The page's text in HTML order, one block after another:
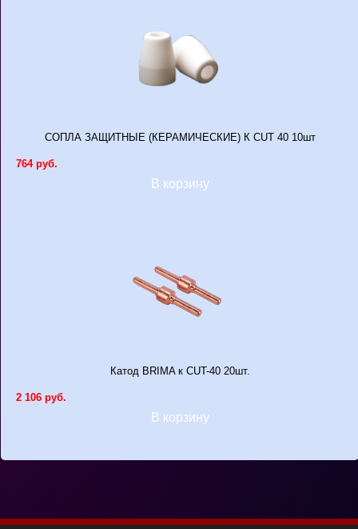
СОПЛА ЗАЩИТНЫЕ (КЕРАМИЧЕСКИЕ) К CUT 40 10шт
764 руб.
В корзину
Катод BRIMA к CUT-40 20шт.
2 106 руб.
В корзину